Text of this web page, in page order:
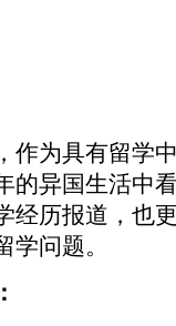
为具有留学中
的异国生活中
经历报道，也
学问题。